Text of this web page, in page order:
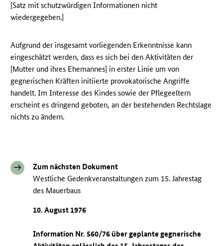
[Satz mit schutzwürdigen Informationen nicht
wiedergegeben.]
Aufgrund der insgesamt vorliegenden Erkenntnisse kann
eingeschätzt werden, dass es sich bei den Aktivitäten der
[Mutter und ihres Ehemannes] in erster Linie um von
gegnerischen Kräften initiierte provokatorische Angriffe
handelt. Im Interesse des Kindes sowie der Pflegeeltern
erscheint es dringend geboten, an der bestehenden Rechtslage
nichts zu ändern.
Zum nächsten Dokument
Westliche Gedenkveranstaltungen zum 15. Jahrestag
des Mauerbaus
10. August 1976
Information Nr. 560/76 über geplante gegnerische